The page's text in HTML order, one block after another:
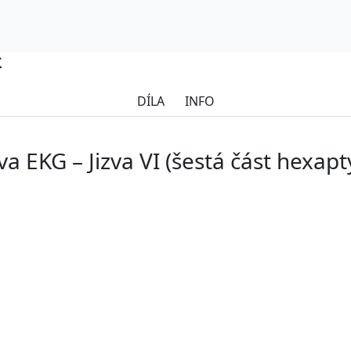
DÍLA INFO
EKG – Jizva VI (šestá část